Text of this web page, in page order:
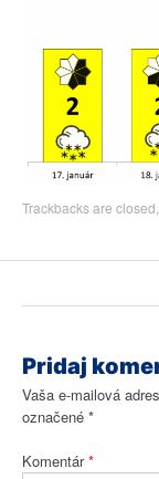
Trackbacks are
Pridaj
Vaša e-mailová
označené *
Komentár*